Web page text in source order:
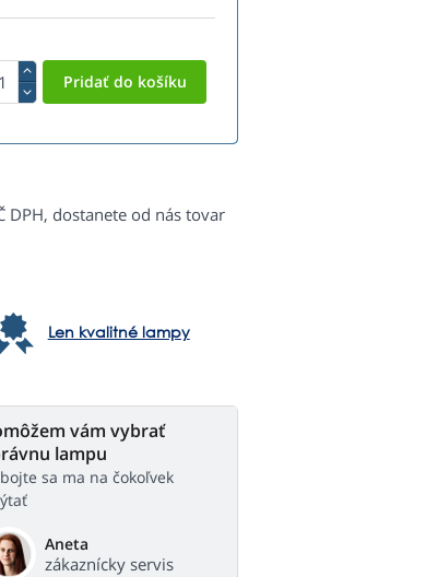
DPH, dostanete od nás tovar
Len kvalitné lampy
vám vybrať
lampu
sa ma na čokoľvek
Aneta
zákaznícky servis